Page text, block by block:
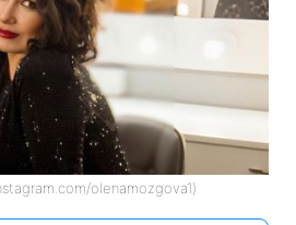
olenamozgova1)